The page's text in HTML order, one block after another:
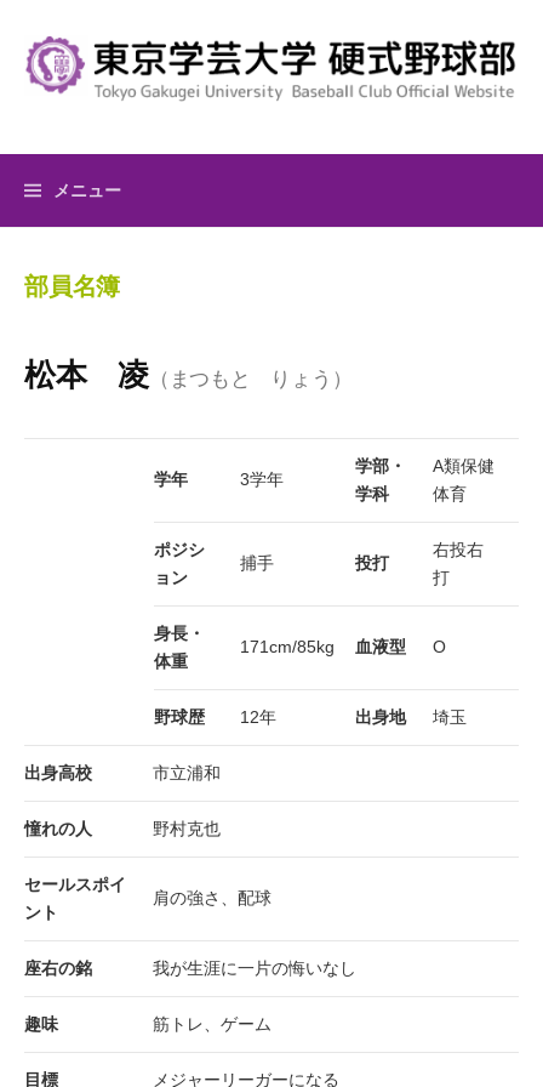
キ
メニュー
部員名簿
松本 凌（まつもと りょう）
学年 3学年
学部・
学科
A類保健
体育
ポジシ
ョン
捕手 投打
右投右
打
身長・
体重
171cm/85kg 血液型 O
野球歴 12年 出身地 埼玉
出身高校 市立浦和
憧れの人 野村克也
セールスポイ
ント
肩の強さ、配球
座右の銘 我が生涯に一片の悔いなし
趣味 筋トレ、ゲーム
目標 メジャーリーガーになる